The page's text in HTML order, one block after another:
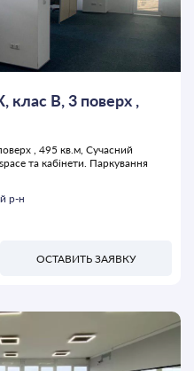
клас В, 3 поверх ,
, 495 кв.м, Сучасний
та кабінети. Паркування
р-н
ОСТАВИТЬ ЗАЯВКУ